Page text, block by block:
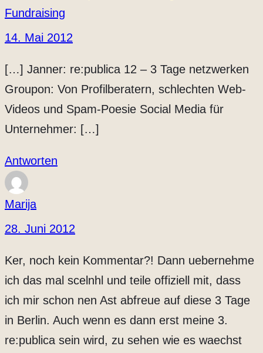
Fundraising
14. Mai 2012
[…] Janner: re:publica 12 – 3 Tage netzwerken
Groupon: Von Profilberatern, schlechten Web-
Videos und Spam-Poesie Social Media für
Unternehmer: […]
Antworten
Marija
28. Juni 2012
Ker, noch kein Kommentar?! Dann uebernehme
ich das mal scelnhl und teile offiziell mit, dass
ich mir schon nen Ast abfreue auf diese 3 Tage
in Berlin. Auch wenn es dann erst meine 3.
re:publica sein wird, zu sehen wie es waechst